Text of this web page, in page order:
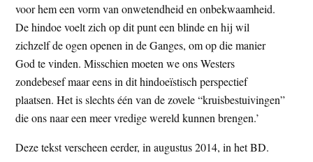
voor hem een vorm van onwetendheid en onbekwaamheid.
De hindoe voelt zich op dit punt een blinde en hij wil
zichzelf de ogen openen in de Ganges, om op die manier
God te vinden. Misschien moeten we ons Westers
zondebesef maar eens in dit hindoeïstisch perspectief
plaatsen. Het is slechts één van de zovele “kruisbestuivingen”
die ons naar een meer vredige wereld kunnen brengen.’
Deze tekst verscheen eerder, in augustus 2014, in het BD.